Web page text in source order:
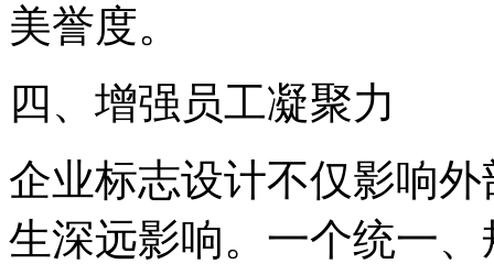
美誉度。
四、增强员工凝聚力
企业标志设计不仅影响
生深远影响。一个统一